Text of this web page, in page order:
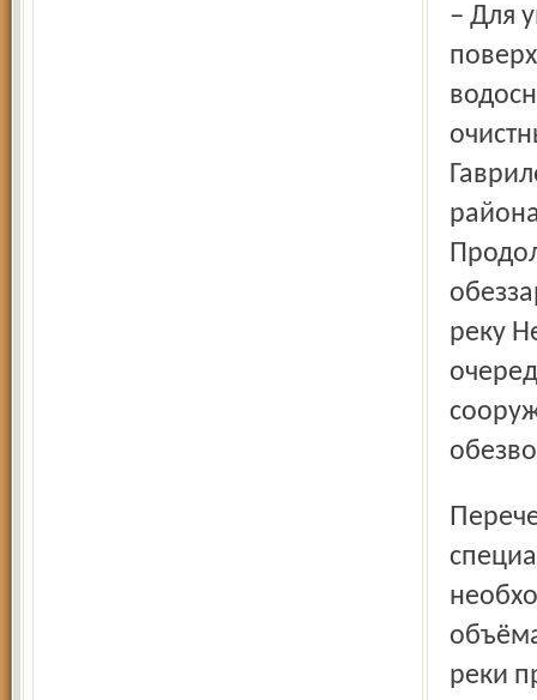
– Для уменьшения антропогенной нагрузки на
реку
Перечень объектов, который представила нам
реки